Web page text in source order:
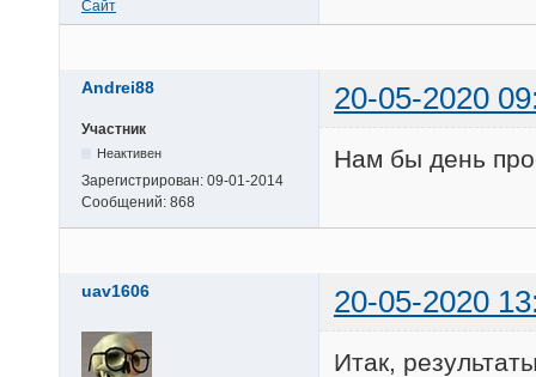
Сайт
Andrei88 20-05-2020
Участник
Неактивен
Зарегистрирован: 09-01-2014
Сообщений: 868
Нам бы день
uav1606 20-05-2020
Итак,